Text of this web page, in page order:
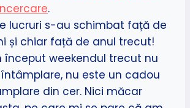
.
lucruri s-au schimbat față de
și chiar față de anul trecut!
început weekendul trecut nu
nu este un cadou
din cer. Nici măcar